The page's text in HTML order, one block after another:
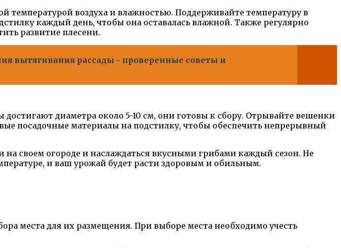
воздуха и влажностью. Поддерживайте температуру в
каждый день, чтобы она оставалась влажной. Также регулярно
развитие плесени.
вытягивания рассады - проверенные советы и
диаметра около 5-10 см, они готовы к сбору. Отрывайте вешенки
посадочные материалы на подстилку, чтобы обеспечить непрерывный
своем огороде и наслаждаться вкусными грибами каждый сезон. Не
и ваш урожай будет расти здоровым и обильным.
места для их размещения. При выборе места необходимо учесть